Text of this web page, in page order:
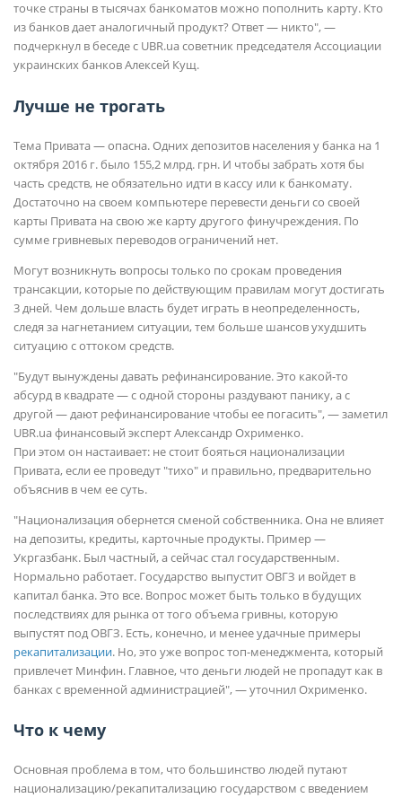
точке страны в тысячах банкоматов можно пополнить карту. Кто
из банков дает аналогичный продукт? Ответ — никто", —
подчеркнул в беседе с UBR.ua советник председателя Ассоциации
украинских банков Алексей Кущ.
Лучше не трогать
Тема Привата — опасна. Одних депозитов населения у банка на 1
октября 2016 г. было 155,2 млрд. грн. И чтобы забрать хотя бы
часть средств, не обязательно идти в кассу или к банкомату.
Достаточно на своем компьютере перевести деньги со своей
карты Привата на свою же карту другого финучреждения. По
сумме гривневых переводов ограничений нет.
Могут возникнуть вопросы только по срокам проведения
трансакции, которые по действующим правилам могут достигать
3 дней. Чем дольше власть будет играть в неопределенность,
следя за нагнетанием ситуации, тем больше шансов ухудшить
ситуацию с оттоком средств.
"Будут вынуждены давать рефинансирование. Это какой-то
абсурд в квадрате — с одной стороны раздувают панику, а с
другой — дают рефинансирование чтобы ее погасить", — заметил
UBR.ua финансовый эксперт Александр Охрименко.
При этом он настаивает: не стоит бояться национализации
Привата, если ее проведут "тихо" и правильно, предварительно
объяснив в чем ее суть.
"Национализация обернется сменой собственника. Она не влияет
на депозиты, кредиты, карточные продукты. Пример —
Укргазбанк. Был частный, а сейчас стал государственным.
Нормально работает. Государство выпустит ОВГЗ и войдет в
капитал банка. Это все. Вопрос может быть только в будущих
последствиях для рынка от того объема гривны, которую
выпустят под ОВГЗ. Есть, конечно, и менее удачные примеры
рекапитализации. Но, это уже вопрос топ-менеджмента, который
привлечет Минфин. Главное, что деньги людей не пропадут как в
банках с временной администрацией", — уточнил Охрименко.
Что к чему
Основная проблема в том, что большинство людей путают
национализацию/рекапитализацию государством с введением